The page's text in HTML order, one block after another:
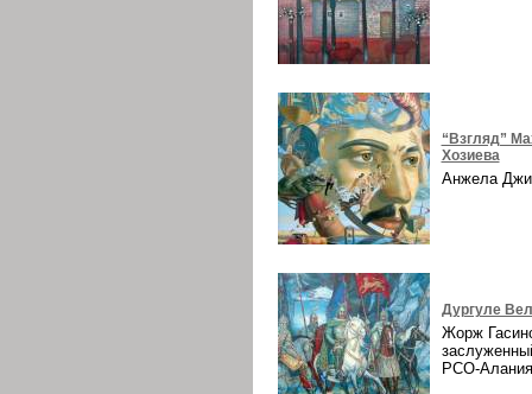
“Взгляд”
Хозиева
Анжела
Дургуле
Жорж
РСО-